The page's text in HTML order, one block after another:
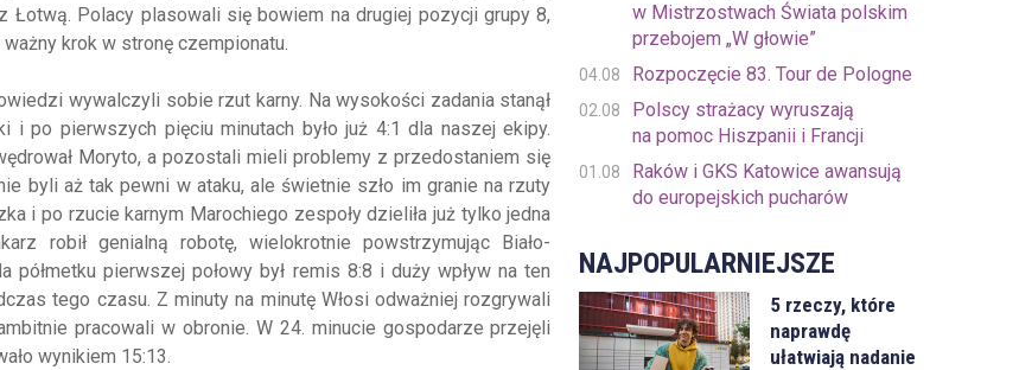
Polacy plasowali się bowiem na drugiej pozycji grupy 8,
krok w stronę czempionatu.
wywalczyli sobie rzut karny. Na wysokości zadania stanął
i po pierwszych pięciu minutach było już 4:1 dla naszej ekipy.
Moryto, a pozostali mieli problemy z przedostaniem się
byli aż tak pewni w ataku, ale świetnie szło im granie na rzuty
i po rzucie karnym Marochiego zespoły dzieliła już tylko jedna
robił genialną robotę, wielokrotnie powstrzymując Biało-
pierwszej połowy był remis 8:8 i duży wpływ na ten
tego czasu. Z minuty na minutę Włosi odważniej rozgrywali
pracowali w obronie. W 24. minucie gospodarze przejęli
wynikiem 15:13.
w Mistrzostwach Świata polskim
przebojem „W głowie”
04.08 Rozpoczęcie 83. Tour de Pologne
02.08
Polscy strażacy wyruszają
na pomoc Hiszpanii i Francji
01.08
Raków i GKS Katowice awansują
do europejskich pucharów
NAJPOPULARNIEJSZE
5 rzeczy, które
naprawdę
ułatwiają nadanie